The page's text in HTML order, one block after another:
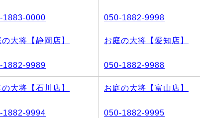
1883-0000 050-1882-9998
大将【静岡店】
1882-9989
お庭の大将【愛知店】
050-1882-9988
大将【石川店】
1882-9994
お庭の大将【富山店】
050-1882-9995